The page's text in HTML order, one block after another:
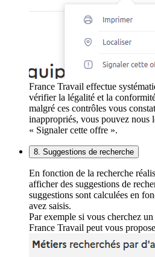
France Travail effectue
vérifier la légalité et la
malgré ces contrôles vous
inappropriés, vous pouvez nous
« Signaler cette offre ».
8. Suggestions de recherche
En fonction de la recherche
afficher des suggestions de
suggestions sont calculées en
avez saisis.
Par exemple si vous cherchez
France Travail peut vous